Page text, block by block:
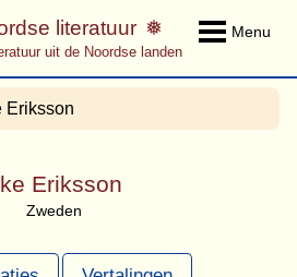
Menu
literatuur
uit de Noordse landen
Eriksson
Eriksson
Zweden